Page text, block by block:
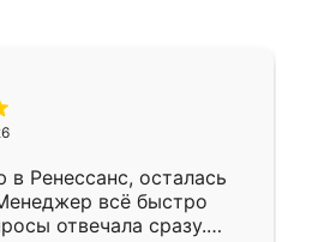
в Ренессанс, осталась
всё быстро
отвечала сразу.